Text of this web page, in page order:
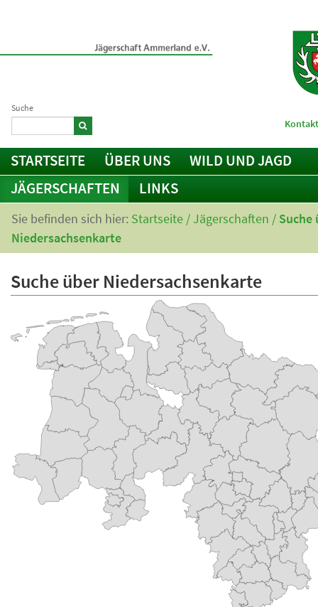
Suche
STARTSEITE ÜBER UNS
WILD UND JAGD
JÄGERSCHAFTEN
LINKS
Sie befinden sich hier: Startseite /Jägerschaften / Suche
Niedersachsenkarte
Suche über Niedersachsenkarte